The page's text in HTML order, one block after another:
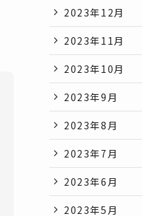
2023年12月
2023年11月
2023年10月
2023年9月
2023年8月
2023年7月
2023年6月
2023年5月